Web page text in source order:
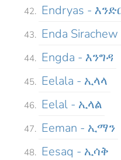
Endryas -
Enda
Engda - እንግዳ
Eelala - ኢላላ
Eelal - ኢላል
Eeman - ኢማን
Eesaq - ኢሳቅ